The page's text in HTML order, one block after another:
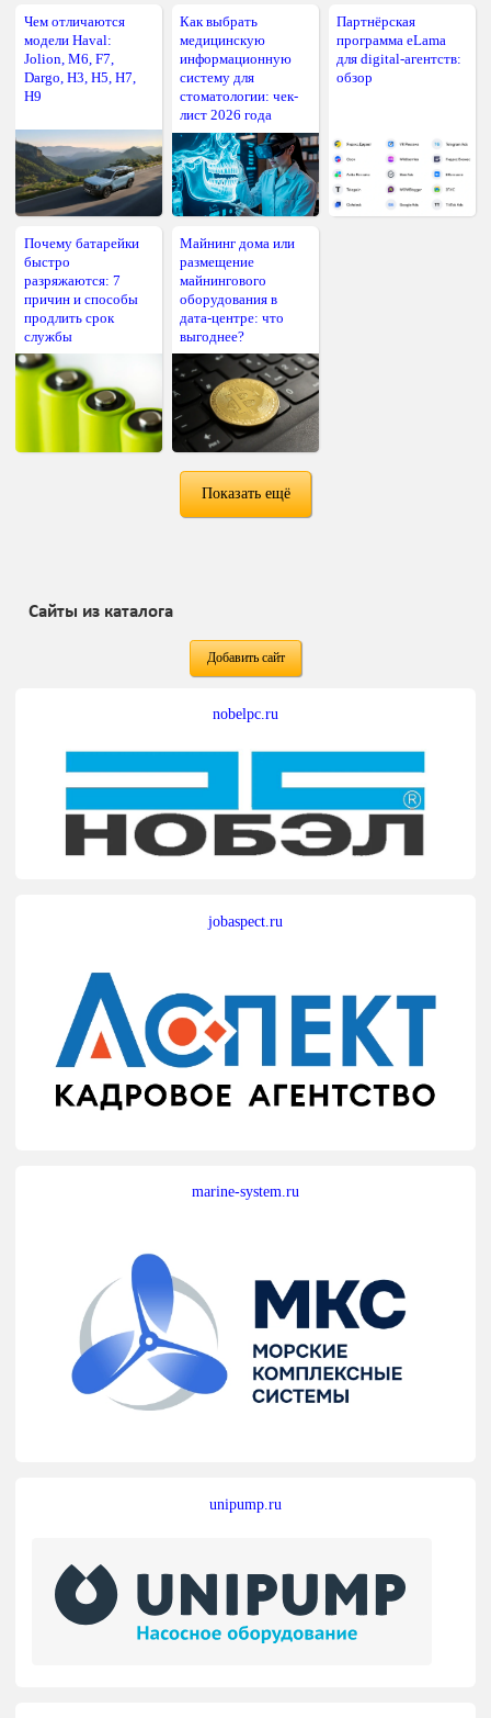
Чем отличаются
модели Haval:
Jolion, M6, F7,
Dargo, H3, H5, H7,
H9
Как выбрать
медицинскую
информационную
систему для
стоматологии: чек-
лист 2026 года
Партнёрская
программа eLama
для digital-агентств:
обзор
Почему батарейки
быстро
разряжаются: 7
причин и способы
продлить срок
службы
Майнинг дома или
размещение
майнингового
оборудования в
дата-центре: что
выгоднее?
Показать ещё
Сайты из каталога
Добавить сайт
nobelpc.ru
jobaspect.ru
marine-system.ru
unipump.ru